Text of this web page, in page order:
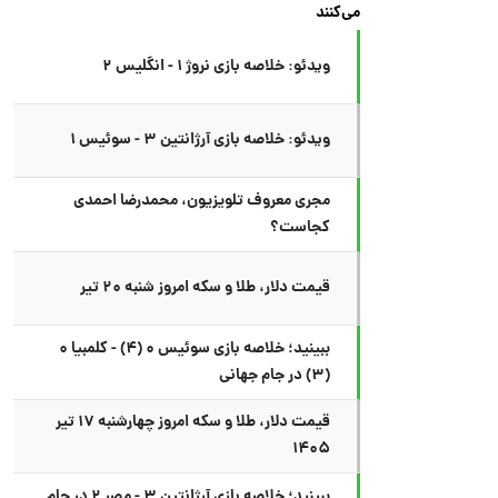
می‌کنند
ویدئو: خلاصه بازی نروژ ۱ - انگلیس ۲
ویدئو: خلاصه بازی آرژانتین ۳ - سوئیس ۱
مجری معروف تلویزیون، محمدرضا احمدی
کجاست؟
قیمت دلار، طلا و سکه امروز شنبه ۲۰ تیر
ببینید؛ خلاصه بازی سوئیس ۰ (۴) - کلمبیا ۰
(۳) در جام جهانی
قیمت دلار، طلا و سکه امروز چهارشنبه ۱۷ تیر
۱۴۰۵